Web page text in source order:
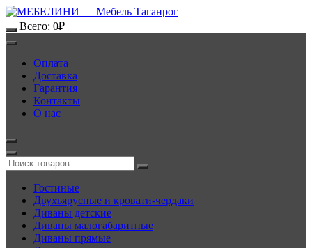
Всего: 0₽
Оплата
Доставка
Гарантия
Контакты
О нас
Гостиные
Двухъярусные и кровати-чердаки
Диваны детские
Диваны малогабаритные
Диваны прямые